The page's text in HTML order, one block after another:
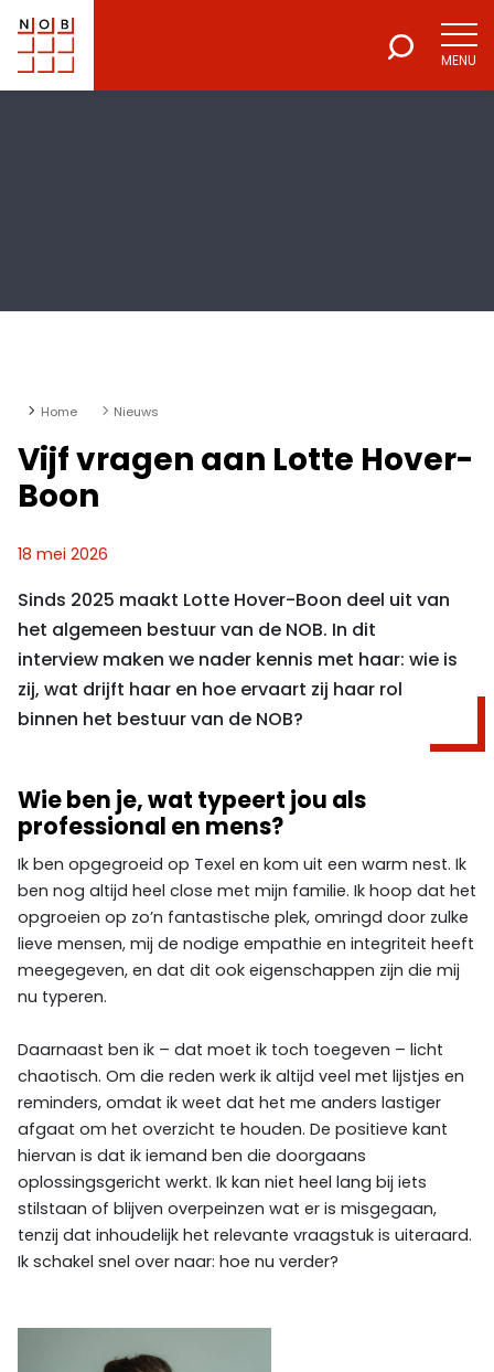
NOB
Voor een excellente beroepsuitoefening
MENU
Home Nieuws
Vijf vragen aan Lotte Hover-
Boon
18 mei 2026
Sinds 2025 maakt Lotte Hover-Boon deel uit van
het algemeen bestuur van de NOB. In dit
interview maken we nader kennis met haar: wie is
zij, wat drijft haar en hoe ervaart zij haar rol
binnen het bestuur van de NOB?
Wie ben je, wat typeert jou als
professional en mens?
Ik ben opgegroeid op Texel en kom uit een warm nest. Ik
ben nog altijd heel close met mijn familie. Ik hoop dat het
opgroeien op zo’n fantastische plek, omringd door zulke
lieve mensen, mij de nodige empathie en integriteit heeft
meegegeven, en dat dit ook eigenschappen zijn die mij
nu typeren.
Daarnaast ben ik – dat moet ik toch toegeven – licht
chaotisch. Om die reden werk ik altijd veel met lijstjes en
reminders, omdat ik weet dat het me anders lastiger
afgaat om het overzicht te houden. De positieve kant
hiervan is dat ik iemand ben die doorgaans
oplossingsgericht werkt. Ik kan niet heel lang bij iets
stilstaan of blijven overpeinzen wat er is misgegaan,
tenzij dat inhoudelijk het relevante vraagstuk is uiteraard.
Ik schakel snel over naar: hoe nu verder?